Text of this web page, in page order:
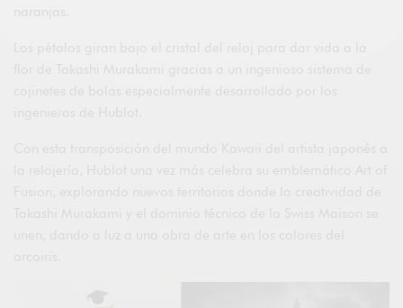
naranjas.
Los pétalos giran bajo el cristal del reloj para dar vida a la
flor de Takashi Murakami gracias a un ingenioso sistema de
cojinetes de bolas especialmente desarrollado por los
ingenieros de Hublot.
Con esta transposición del mundo Kawaii del artista japonés a
la relojería, Hublot una vez más celebra su emblemático Art of
Fusion, explorando nuevos territorios donde la creatividad de
Takashi Murakami y el dominio técnico de la Swiss Maison se
unen, dando a luz a una obra de arte en los colores del